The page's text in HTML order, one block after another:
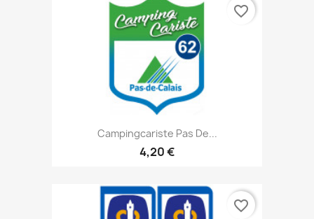
Campingcariste Pas De...
4,20 €
favorite_border
favorite_border